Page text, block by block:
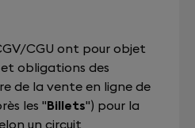
CGU ont pour objet
obligations des
de la vente en ligne de
les "Billets") pour la
un circuit